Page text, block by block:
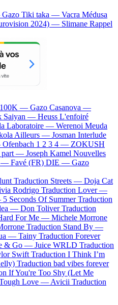
Tiki taka — Vacra Médusa
2024) — Slimane Rappel
100K — Gazo Casanova —
Saiyan — Heuss L'enfoiré
Laboratoire — Werenoi Meuda
Ailleurs — Josman Interlude
Ofenbach 1 2 3 4 — ZOKUSH
part — Joseph Kamel Nouvelles
— Favé (FR) DIE — Gazo
Traduction Streets — Doja Cat
Rodrigo Traduction Lover —
5 Seconds Of Summer Traduction
— Don Toliver Traduction
For Me — Michele Morrone
Traduction Stand By —
— Tainy Traduction Forever
& Go — Juice WRLD Traduction
Swift Traduction I Think I’m
Traduction bad vibes forever
If You're Too Shy (Let Me
Love — Avicii Traduction